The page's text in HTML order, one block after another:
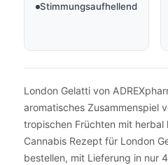
Stimmungsaufhellend
London Gelatti von
aromatisches Zusammenspiel
tropischen Früchten mit
Cannabis Rezept für London
bestellen, mit Lieferung in nur